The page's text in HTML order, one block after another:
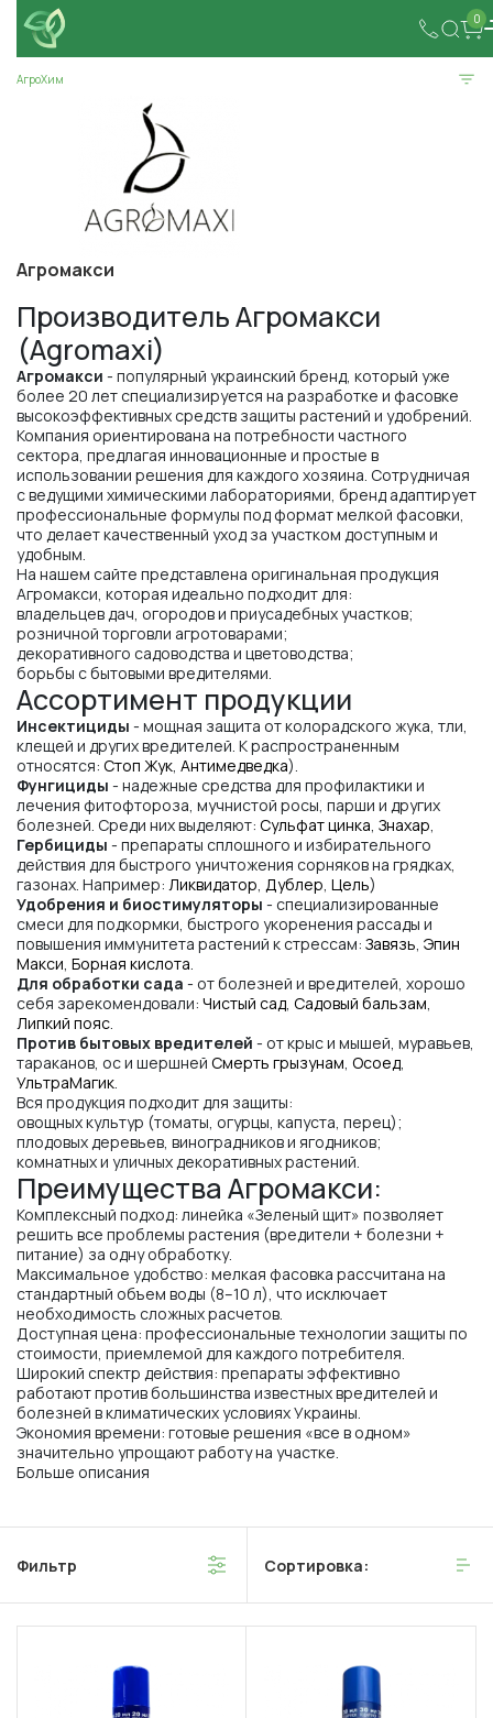
0
АгроХим
Агромакси
Производитель Агромакси
(Agromaxi)
Агромакси - популярный украинский бренд, который уже
более 20 лет специализируется на разработке и фасовке
высокоэффективных средств защиты растений и удобрений.
Компания ориентирована на потребности частного
сектора, предлагая инновационные и простые в
использовании решения для каждого хозяина. Сотрудничая
с ведущими химическими лабораториями, бренд адаптирует
профессиональные формулы под формат мелкой фасовки,
что делает качественный уход за участком доступным и
удобным.
На нашем сайте представлена оригинальная продукция
Агромакси, которая идеально подходит для:
владельцев дач, огородов и приусадебных участков;
розничной торговли агротоварами;
декоративного садоводства и цветоводства;
борьбы с бытовыми вредителями.
Ассортимент продукции
Инсектициды - мощная защита от колорадского жука, тли,
клещей и других вредителей. К распространенным
относятся: Стоп Жук, Антимедведка).
Фунгициды - надежные средства для профилактики и
лечения фитофтороза, мучнистой росы, парши и других
болезней. Среди них выделяют: Сульфат цинка, Знахар,
Гербициды - препараты сплошного и избирательного
действия для быстрого уничтожения сорняков на грядках,
газонах. Например: Ликвидатор, Дублер, Цель)
Удобрения и биостимуляторы - специализированные
смеси для подкормки, быстрого укоренения рассады и
повышения иммунитета растений к стрессам: Завязь, Эпин
Макси, Борная кислота.
Для обработки сада - от болезней и вредителей, хорошо
себя зарекомендовали: Чистый сад, Садовый бальзам,
Липкий пояс.
Против бытовых вредителей - от крыс и мышей, муравьев,
тараканов, ос и шершней Смерть грызунам, Осоед,
УльтраМагик.
Вся продукция подходит для защиты:
овощных культур (томаты, огурцы, капуста, перец);
плодовых деревьев, виноградников и ягодников;
комнатных и уличных декоративных растений.
Преимущества Агромакси:
Комплексный подход: линейка «Зеленый щит» позволяет
решить все проблемы растения (вредители + болезни +
питание) за одну обработку.
Максимальное удобство: мелкая фасовка рассчитана на
стандартный объем воды (8–10 л), что исключает
необходимость сложных расчетов.
Доступная цена: профессиональные технологии защиты по
стоимости, приемлемой для каждого потребителя.
Широкий спектр действия: препараты эффективно
работают против большинства известных вредителей и
болезней в климатических условиях Украины.
Экономия времени: готовые решения «все в одном»
значительно упрощают работу на участке.
Больше описания
Фильтр Сортировка: